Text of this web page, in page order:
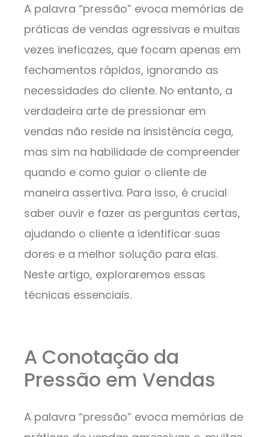
A palavra “pressão” evoca memórias de
práticas de vendas agressivas e muitas
vezes ineficazes, que focam apenas em
fechamentos rápidos, ignorando as
necessidades do cliente. No entanto, a
verdadeira arte de pressionar em
vendas não reside na insistência cega,
mas sim na habilidade de compreender
quando e como guiar o cliente de
maneira assertiva. Para isso, é crucial
saber ouvir e fazer as perguntas certas,
ajudando o cliente a identificar suas
dores e a melhor solução para elas.
Neste artigo, exploraremos essas
técnicas essenciais.
A Conotação da
Pressão em Vendas
A palavra “pressão” evoca memórias de